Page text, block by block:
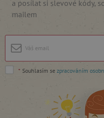
a posílat si slevové kódy,
mailem
* Souhlasím se zpracováním
_lb_ccc